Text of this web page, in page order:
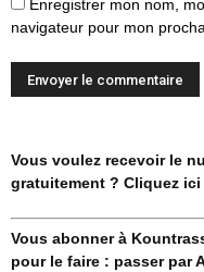
Enregistrer mon nom,
navigateur pour mon
Vous voulez recevoir le
gratuitement ? Cliquez ici
Vous abonner à
pour le faire : passer par